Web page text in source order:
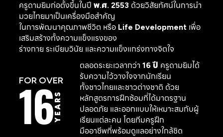
ครูดามยิมก่อตั้งขึ้นในปี พ.ศ. 2553ด้วยวิสัยทัศน์ในการนำ
มวยไทยมาเป็นเครื่องมือสำคัญ
ในการพัฒนาคุณภาพชีวิต หรือ Life Developmentเพื่อ
เสริมสร้างทั้งความแข็งแรงของ
ร่างกาย ระเบียบวินัย และความแข็งแกร่งทางจิตใจ
FOR OVER
16YEARS
ตลอดระยะเวลากว่า 16 ปี ครูดามยิมได้
รับความไว้วางใจจากนักเรียน
ทั้งชาวไทยและชาวต่างชาติ ด้วย
หลักสูตรการฝึกซ้อมที่ได้มาตรฐาน
ปลอดภัย และออกแบบให้เหมาะสมกับผู้
เรียนแต่ละคน โดยทีมครูฝึก
มืออาชีพที่พร้อมดูแลอย่างใกล้ชิด